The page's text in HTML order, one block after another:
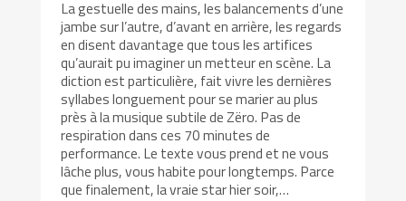
La gestuelle des mains, les balancements d’une
jambe sur l’autre, d’avant en arrière, les regards
en disent davantage que tous les artifices
qu’aurait pu imaginer un metteur en scène. La
diction est particulière, fait vivre les dernières
syllabes longuement pour se marier au plus
près à la musique subtile de Zëro. Pas de
respiration dans ces 70 minutes de
performance. Le texte vous prend et ne vous
lâche plus, vous habite pour longtemps. Parce
que finalement, la vraie star hier soir,…